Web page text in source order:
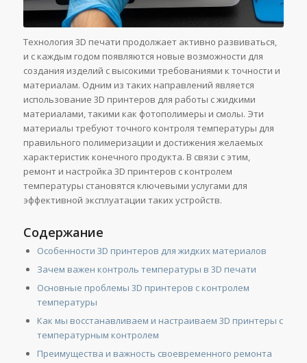
Технология 3D печати продолжает активно развиваться,
и с каждым годом появляются новые возможности для
создания изделий с высокими требованиями к точности и
материалам. Одним из таких направлений является
использование 3D принтеров для работы с жидкими
материалами, такими как фотополимеры и смолы. Эти
материалы требуют точного контроля температуры для
правильного полимеризации и достижения желаемых
характеристик конечного продукта. В связи с этим,
ремонт и настройка 3D принтеров с контролем
температуры становятся ключевыми услугами для
эффективной эксплуатации таких устройств.
Содержание
Особенности 3D принтеров для жидких материалов
Зачем важен контроль температуры в 3D печати
Основные проблемы 3D принтеров с контролем
температуры
Как мы восстанавливаем и настраиваем 3D принтеры с
температурным контролем
Преимущества и важность своевременного ремонта